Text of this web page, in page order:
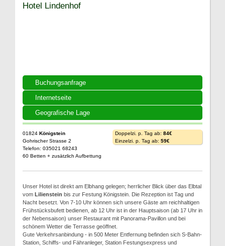
Buchungsanfrage
Internetseite
Geografische Lage
Hotel Lindenhof
01824 Königstein
Gohrischer Strasse 2
Telefon: 035021 68243
60 Betten + zusätzlich Aufbettung
Doppelzi. p. Tag ab: 84€
Einzelzi. p. Tag ab: 59€
Unser Hotel ist direkt am Elbhang gelegen; herrlicher Blick über das Elbtal
vom Lilienstein bis zur Festung Königstein. Die Rezeption ist Tag und
Nacht besetzt. Von 7-10 Uhr können sich unsere Gäste am reichhaltigen
Frühstücksbufett bedienen, ab 12 Uhr ist in der Hauptsaison (ab 17 Uhr in
der Nebensaison) unser Restaurant mit Panorama-Pavillon und bei
schönem Wetter die Terrasse geöffnet.
Gute Verkehrsanbindung - in 500 Meter Entfernung befinden sich S-Bahn-
Station, Schiffs- und Fähranleger, Station Festungsexpress und